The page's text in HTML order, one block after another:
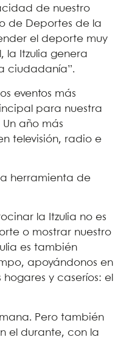
de nuestro
de Deportes de la
el deporte muy
la Itzulia genera
ciudadanía”.
eventos más
para nuestra
año más
televisión, radio e
herramienta de
la Itzulia no es
o mostrar nuestro
es también
apoyándonos en
y caseríos: el
Pero también
el durante, con la